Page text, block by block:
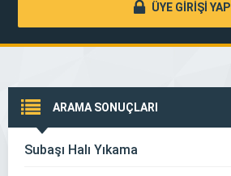
ÜYE GİRİŞİ YAP
ARAMA SONUÇLARI
Subaşı Halı Yıkama